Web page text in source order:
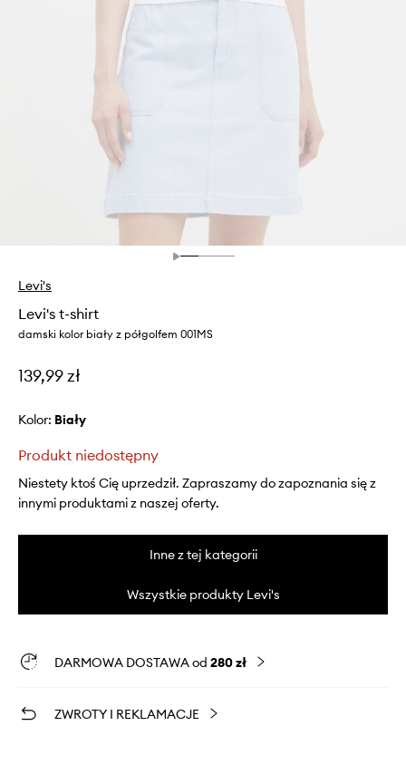
Levi's
Levi's t-shirt
damski kolor biały z półgolfem 001MS
139,99 zł
Kolor: biały
Produkt niedostępny
Niestety ktoś Cię uprzedził. Zapraszamy do zapoznania się z
innymi produktami z naszej oferty.
Inne z tej kategorii
Wszystkie produkty Levi's
DARMOWA DOSTAWA od 280 zł
ZWROTY I REKLAMACJE